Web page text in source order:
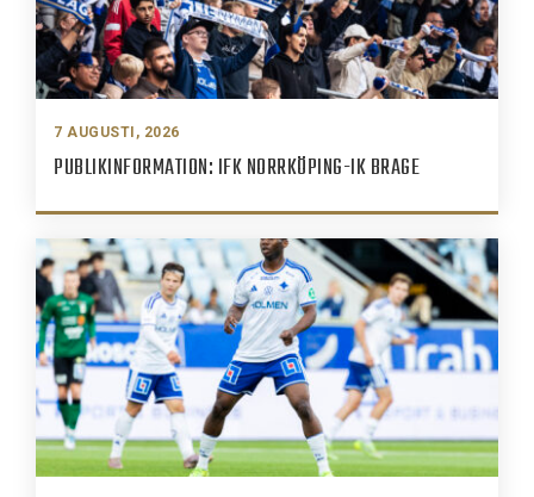
7 AUGUSTI, 2026
PUBLIKINFORMATION: IFK NORRKÖPING-IK BRAGE